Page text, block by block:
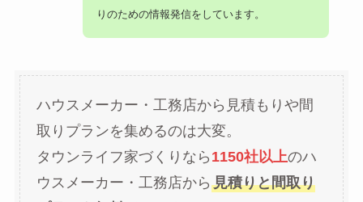
りのための情報発信をしています。
ハウスメーカー・工務店から見積もりや間
取りプランを集めるのは大変。
タウンライフ家づくりなら 1150社以上のハ
ウスメーカー・工務店から 見積りと間取り